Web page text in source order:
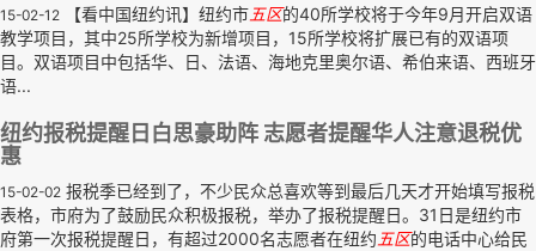
15-02-12 【看中国纽约讯】纽约市 五区的40所学校将于今年9月开启双语
教学项目，其中25所学校为新增项目，15所学校将扩展已有的双语项
目。双语项目中包括华、日、法语、海地克里奥尔语、希伯来语、西班牙
语...
纽约报税提醒日白思豪助阵 志愿者提醒华人注意退税优
惠
15-02-02 报税季已经到了，不少民众总喜欢等到最后几天才开始填写报税
表格，市府为了鼓励民众积极报税，举办了报税提醒日。31日是纽约市
府第一次报税提醒日，有超过2000名志愿者在纽约 五区的电话中心给民